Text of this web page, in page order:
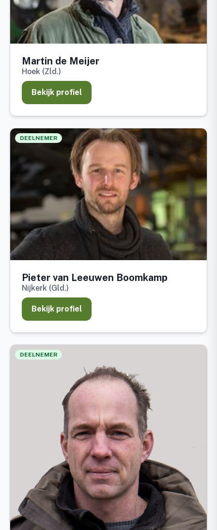
Martin de Meijer
Hoek (Zld.)
Bekijk profiel
DEELNEMER
Pieter van Leeuwen Boomkamp
Nijkerk (Gld.)
Bekijk profiel
DEELNEMER